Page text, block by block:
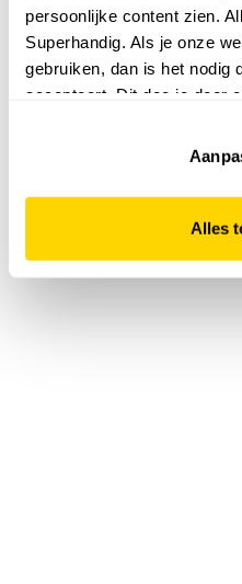
persoonlijke content zien.
Superhandig. Als je onze
gebruiken, dan is het nodig
accepteert. Dit doe je door
website niet optimaal
Alles